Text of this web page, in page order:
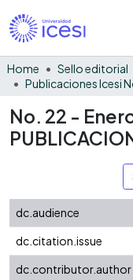
Home Sello editorial
Publicaciones Icesi
No. 22 -
dc.audience
dc.citation.issue
dc.contributor.author